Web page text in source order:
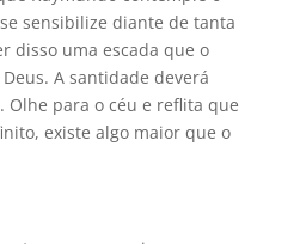
sensibilize diante de tanta
disso uma escada que o
A santidade deverá
Olhe para o céu e reflita que
existe algo maior que o